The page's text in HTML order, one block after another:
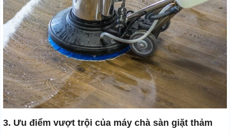
3. Ưu điểm vượt trội của máy chà sàn giặt thảm